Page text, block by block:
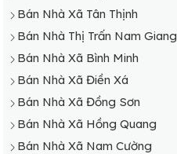
Bán Nhà Xã Tân Thịnh
Bán Nhà Thị Trấn Nam Giang
Bán Nhà Xã Bình Minh
Bán Nhà Xã Điền Xá
Bán Nhà Xã Đồng Sơn
Bán Nhà Xã Hồng Quang
Bán Nhà Xã Nam Cường